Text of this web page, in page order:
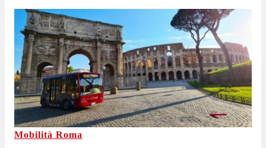
Mobilità Roma